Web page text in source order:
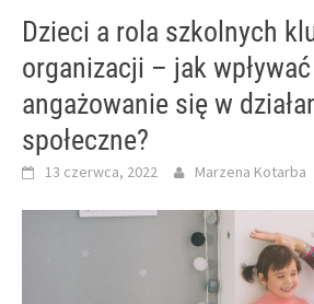
Dzieci a rola szkolnych
organizacji – jak
angażowanie się w
społeczne?
13 czerwca, 2022 Marzena Kotarba